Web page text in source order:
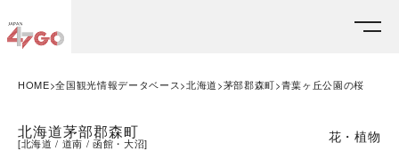
HOME 全国観光情報データベース 北海道 茅部郡森町 青葉ヶ丘公園の桜
北海道茅部郡森町
[北海道 道南 函館・大沼] 花・植物